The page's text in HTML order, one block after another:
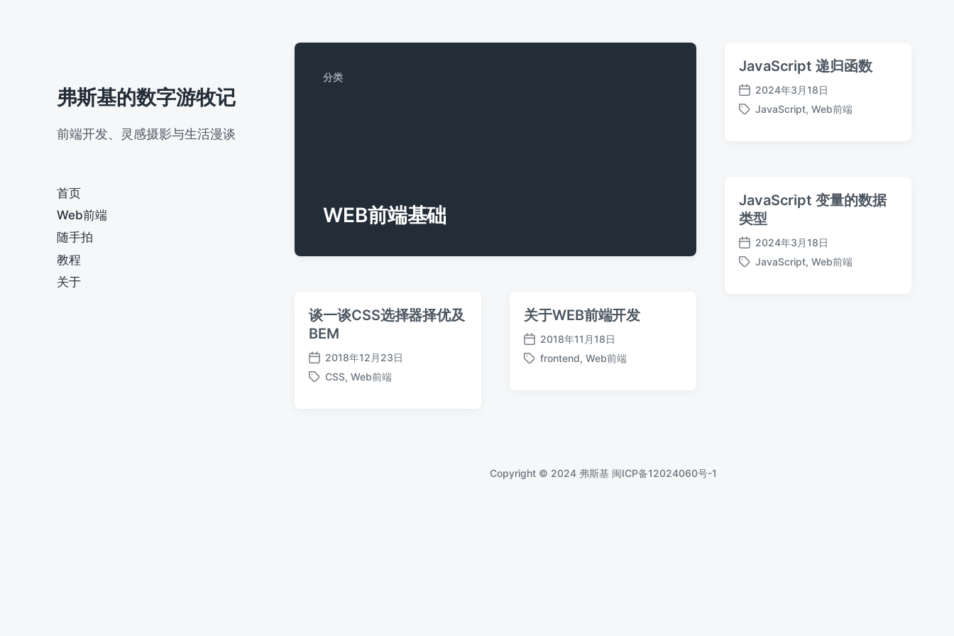
弗斯基的数字游牧记
前端开发、灵感摄影与生活漫谈
首页
Web前端
随手拍
教程
关于
分类
WEB前端基础
JavaScript 递归函数
发
布
2024年3月18日
标
JavaScript,Web前端
JavaScript 变量的数据
类型
发
布
2024年3月18日
标
JavaScript,Web前端
谈一谈CSS选择器择优及
BEM
发
布
2018年12月23日
标
CSS,Web前端
关于WEB前端开发
发
布
2018年11月18日
标
frontend,Web前端
Copyright © 2024 弗斯基 闽ICP备12024060号-1